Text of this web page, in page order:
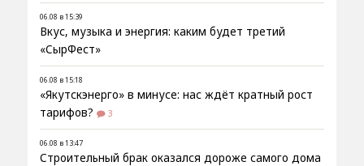
06.08 в 15:39
Вкус, музыка и энергия: каким будет третий
«СырФест»
06.08 в 15:18
«Якутскэнерго» в минусе: нас ждёт кратный рост
тарифов?
3
06.08 в 13:47
Строительный брак оказался дороже самого дома